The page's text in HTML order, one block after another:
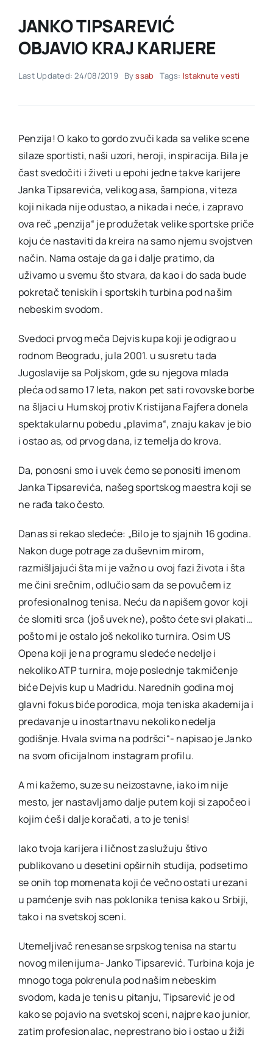
Akti SSAB
Kontakt
JANKO TIPSAREVIĆ
OBJAVIO KRAJ KARIJERE
Last Updated: 24/08/2019 Byssab Tags: Istaknute vesti
Penzija! O kako to gordo zvuči kada sa velike scene
silaze sportisti, naši uzori, heroji, inspiracija. Bila je
čast svedočiti i živeti u epohi jedne takve karijere
Janka Tipsarevića, velikog asa, šampiona, viteza
koji nikada nije odustao, a nikada i neće, i zapravo
ova reč „penzija“ je produžetak velike sportske priče
koju će nastaviti da kreira na samo njemu svojstven
način. Nama ostaje da ga i dalje pratimo, da
uživamo u svemu što stvara, da kao i do sada bude
pokretač teniskih i sportskih turbina pod našim
nebeskim svodom.
Svedoci prvog meča Dejvis kupa koji je odigrao u
rodnom Beogradu, jula 2001. u susretu tada
Jugoslavije sa Poljskom, gde su njegova mlada
pleća od samo 17 leta, nakon pet sati rovovske borbe
na šljaci u Humskoj protiv Kristijana Fajfera donela
spektakularnu pobedu „plavima“, znaju kakav je bio
i ostao as, od prvog dana, iz temelja do krova.
Da, ponosni smo i uvek ćemo se ponositi imenom
Janka Tipsarevića, našeg sportskog maestra koji se
ne rađa tako često.
Danas si rekao sledeće: „Bilo je to sjajnih 16 godina.
Nakon duge potrage za duševnim mirom,
razmišljajući šta mi je važno u ovoj fazi života i šta
me čini srečnim, odlučio sam da se povučem iz
profesionalnog tenisa. Neću da napišem govor koji
će slomiti srca (još uvek ne), pošto ćete svi plakati…
pošto mi je ostalo još nekoliko turnira. Osim US
Opena koji je na programu sledeće nedelje i
nekoliko ATP turnira, moje poslednje takmičenje
biće Dejvis kup u Madridu. Narednih godina moj
glavni fokus biće porodica, moja teniska akademija i
predavanje u inostartnavu nekoliko nedelja
godišnje. Hvala svima na podršci“- napisao je Janko
na svom oficijalnom instagram profilu.
A mi kažemo, suze su neizostavne, iako im nije
mesto, jer nastavljamo dalje putem koji si započeo i
kojim ćeš i dalje koračati, a to je tenis!
Iako tvoja karijera i ličnost zaslužuju štivo
publikovano u desetini opširnih studija, podsetimo
se onih top momenata koji će večno ostati urezani
u pamćenje svih nas poklonika tenisa kako u Srbiji,
tako i na svetskoj sceni.
Utemeljivač renesanse srpskog tenisa na startu
novog milenijuma- Janko Tipsarević. Turbina koja je
mnogo toga pokrenula pod našim nebeskim
svodom, kada je tenis u pitanju, Tipsarević je od
kako se pojavio na svetskoj sceni, najpre kao junior,
zatim profesionalac, neprestrano bio i ostao u žiži